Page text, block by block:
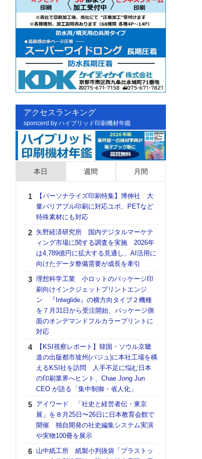
アクセスランキング
sponcerd by ハイブリッド印刷機材年鑑
本日 週間 月間
【パーソナライズ印刷特集】博伸社 大
量バリアブル印刷に対応ユポ、PETなど
特殊素材にも対応
矢野経済研究所 国内デジタルマーケテ
ィング市場に関する調査を実施 2026年
は4,789億円に拡大する見通し、AI活用に
向けたデータ整備需要が成長を牽引
理想科学工業 小ロットのパッケージ印
刷向けインクジェットプリントエンジ
ン 『Integlide』の横方向タイプ２機種
を７月31日から受注開始、パッケージ側
面のオンデマンドフルカラープリントに
対応
【KSI視察レポート】韓国・ソウル京畿
道の出版都市坡州(パジュ)に本社工場を構
えるKSI社を訪問 人手不足に悩む日本
の印刷業界へヒント、Chae Jong Jun
CEO が語る「集中制御・省人化」
アイワード 「社史と経営者伝・東京
展」を８月25日〜26日に日本教育会館で
開催 独自開発の社史編集システム実演
や実物100冊を展示
山中紙工所 紙製小判抜袋「プラストッ